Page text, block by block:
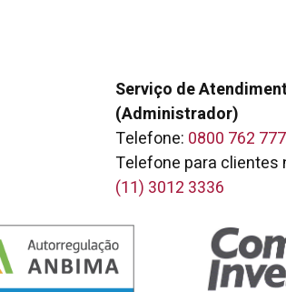
Serviço de
(Administrador)
Telefone: 0800 762
Telefone para clientes
(11) 3012 3336